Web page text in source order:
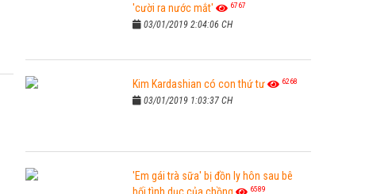
'cười ra nước mắt'
6767
03/01/2019 2:04:06 CH
Kim Kardashian có con thứ tư 6268
03/01/2019 1:03:37 CH
'Em gái trà sữa' bị đồn ly hôn sau bê
6589